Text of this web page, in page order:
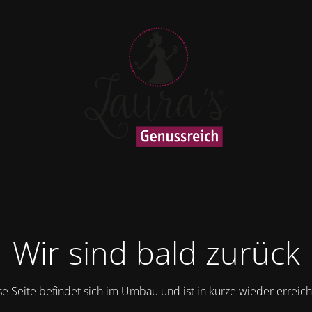
Wir sind bald zurück
Seite befindet sich im Umbau und ist in kürze wieder